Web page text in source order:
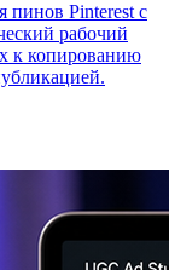
пинов Pinterest с
рабочий
к копированию